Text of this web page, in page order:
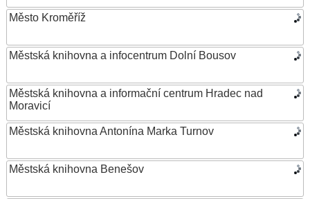
Město Kroměříž
Městská knihovna a infocentrum Dolní Bousov
Městská knihovna a informační centrum Hradec nad
Moravicí
Městská knihovna Antonína Marka Turnov
Městská knihovna Benešov